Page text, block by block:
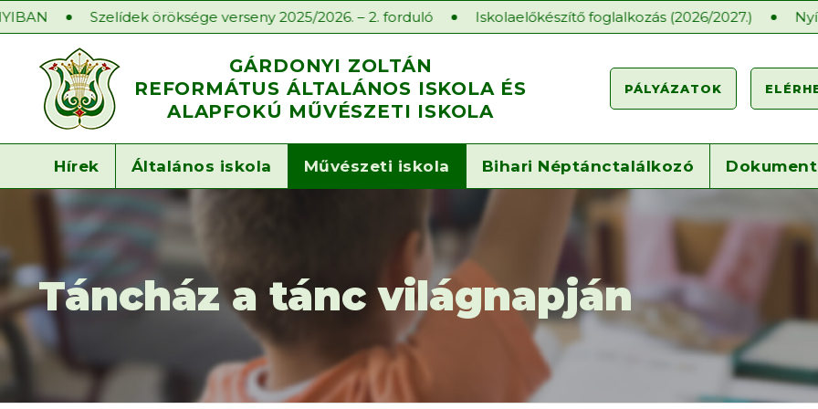
Szelídek öröksége verseny 2025/2026. – 2. forduló Iskolaelőkészítő foglalkozás (2026/2027.) Nyílt órák a
GÁRDONYI ZOLTÁN
REFORMÁTUS ÁLTALÁNOS ISKOLA ÉS
ALAPFOKÚ MŰVÉSZETI ISKOLA
PÁLYÁZATOK
Hírek Általános iskola Művészeti iskola Bihari Néptánctalálkozó
Táncház a tánc világnapján